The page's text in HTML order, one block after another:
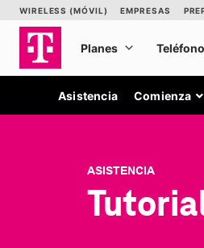
Asistencia Comienza
ASISTENCIA